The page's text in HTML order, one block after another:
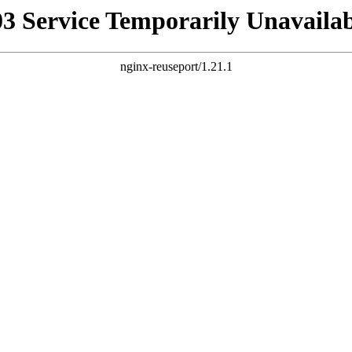
Service Temporarily
nginx-reuseport/1.21.1